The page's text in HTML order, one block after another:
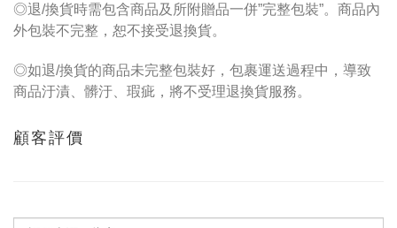
◎退/換貨時需包含商品及所附贈品一併”完整包裝”。商品內
外包裝不完整，恕不接受退換貨。
◎如退/換貨的商品未完整包裝好，包裹運送過程中，導致
商品汙漬、髒汙、瑕疵，將不受理退換貨服務。
顧客評價